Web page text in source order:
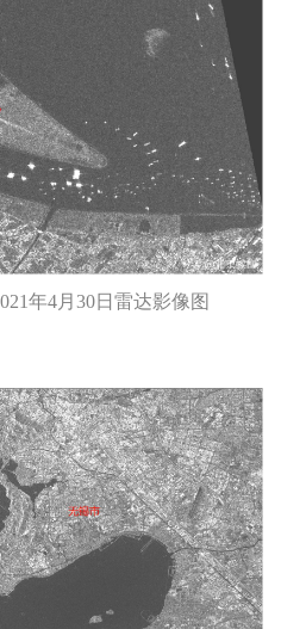
年4月30日雷达影像图